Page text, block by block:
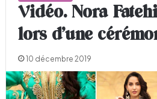
Vidéo. Nora
lors d’une
10 décembre 2019